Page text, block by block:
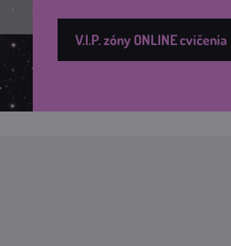
V.I.P. zóny ONLINE cvičenia